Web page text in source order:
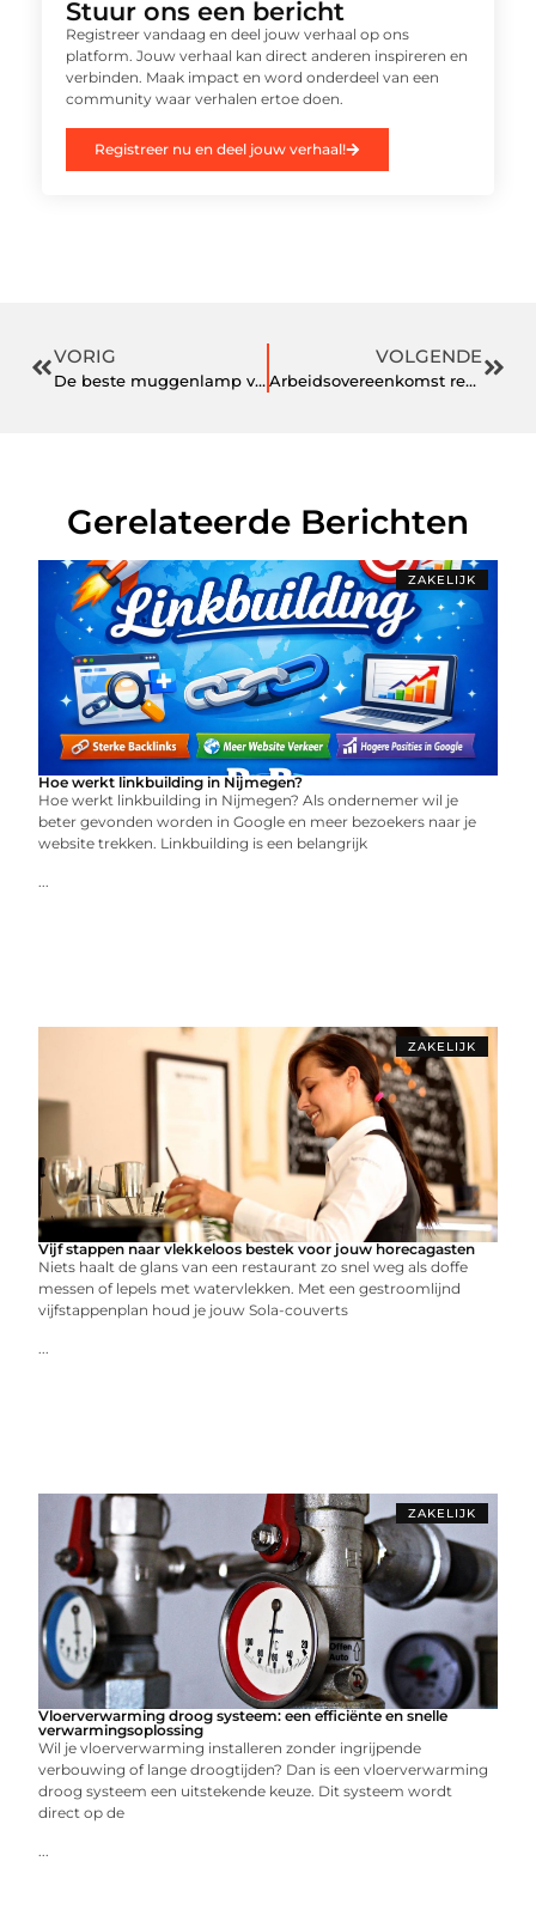
Stuur ons een bericht
Registreer vandaag en deel jouw verhaal op ons
platform. Jouw verhaal kan direct anderen inspireren en
verbinden. Maak impact en word onderdeel van een
community waar verhalen ertoe doen.
Registreer nu en deel jouw verhaal!
VORIG
De beste muggenlamp voor buiten
VOLGENDE
Arbeidsovereenkomst regelen
Gerelateerde Berichten
ZAKELIJK
Hoe werkt linkbuilding in Nijmegen?
Hoe werkt linkbuilding in Nijmegen? Als ondernemer wil je
beter gevonden worden in Google en meer bezoekers naar je
website trekken. Linkbuilding is een belangrijk
...
ZAKELIJK
Vijf stappen naar vlekkeloos bestek voor jouw horecagasten
Niets haalt de glans van een restaurant zo snel weg als doffe
messen of lepels met watervlekken. Met een gestroomlijnd
vijfstappenplan houd je jouw Sola-couverts
...
ZAKELIJK
Vloerverwarming droog systeem: een efficiënte en snelle
verwarmingsoplossing
Wil je vloerverwarming installeren zonder ingrijpende
verbouwing of lange droogtijden? Dan is een vloerverwarming
droog systeem een uitstekende keuze. Dit systeem wordt
direct op de
...